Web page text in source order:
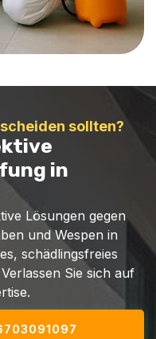
sollten?
in
Lösungen gegen
und Wespen in
schädlingsfreies
Sie sich auf